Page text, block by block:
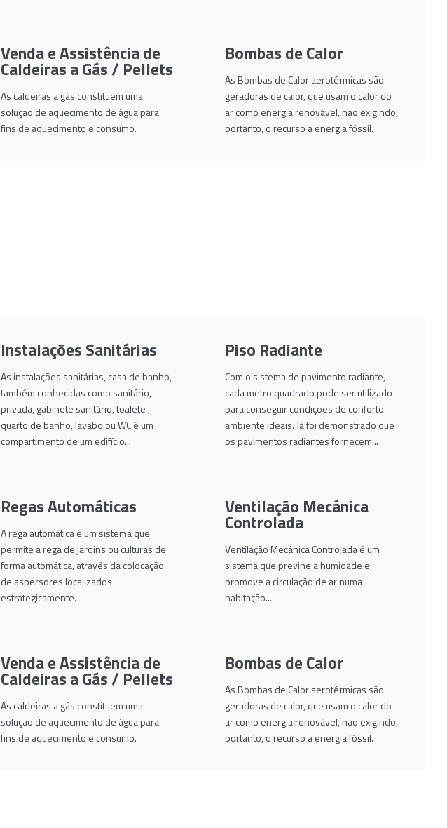
Venda e Assistência de
Caldeiras a Gás / Pellets
As caldeiras a gás constituem uma
solução de aquecimento de água para
fins de aquecimento e consumo.
Bombas de Calor
As Bombas de Calor aerotérmicas são
geradoras de calor, que usam o calor do
ar como energia renovável, não exigindo,
portanto, o recurso a energia fóssil.
Instalações Sanitárias
As instalações sanitárias, casa de banho,
também conhecidas como sanitário,
privada, gabinete sanitário, toalete ,
quarto de banho, lavabo ou WC é um
compartimento de um edifício...
Piso Radiante
Com o sistema de pavimento radiante,
cada metro quadrado pode ser utilizado
para conseguir condições de conforto
ambiente ideais. Já foi demonstrado que
os pavimentos radiantes fornecem...
Regas Automáticas
A rega automática é um sistema que
permite a rega de jardins ou culturas de
forma automática, através da colocação
de aspersores localizados
estrategicamente.
Ventilação Mecânica
Controlada
Ventilação Mecânica Controlada é um
sistema que previne a humidade e
promove a circulação de ar numa
habitação...
Venda e Assistência de
Caldeiras a Gás / Pellets
As caldeiras a gás constituem uma
solução de aquecimento de água para
fins de aquecimento e consumo.
Bombas de Calor
As Bombas de Calor aerotérmicas são
geradoras de calor, que usam o calor do
ar como energia renovável, não exigindo,
portanto, o recurso a energia fóssil.